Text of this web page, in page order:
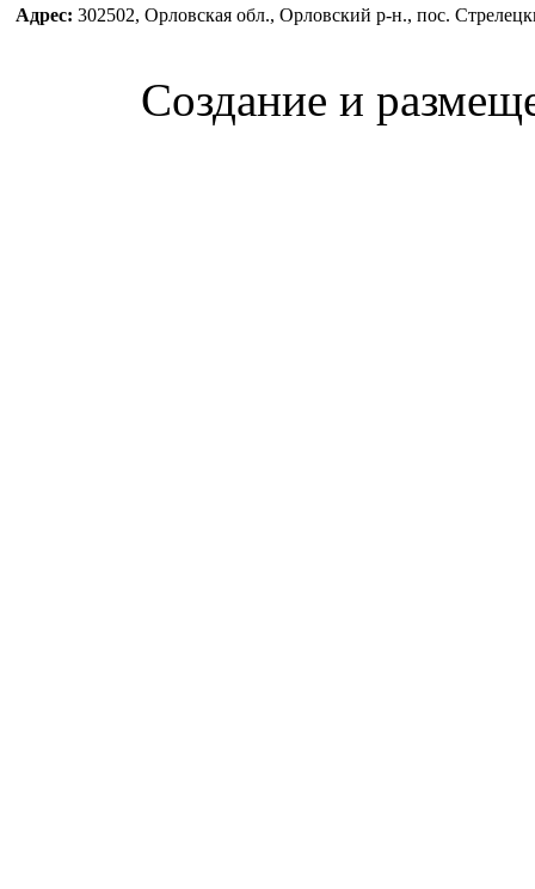
Адрес: 302502, Орловская обл., Орловский р-н., пос.
Создание и